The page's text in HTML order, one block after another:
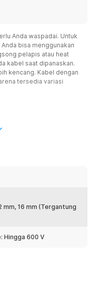
Anda waspadai. Untuk
bisa menggunakan
pelapis atau heat
kabel saat dipanaskan.
kencang. Kabel dengan
tersedia variasi
juga dapat
menggunakan
tentu memberikan
kerusakan fisik atau
dari paparan sinar UV,
kabel yang rusak atau
mm, 16 mm (Tergantung
Hingga 600 V